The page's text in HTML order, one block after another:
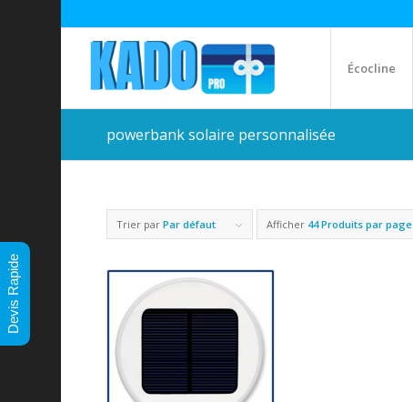
Écocline
powerbank solaire personnalisée
Trier parPar défaut Afficher 44 Produits par page
Devis Rapide